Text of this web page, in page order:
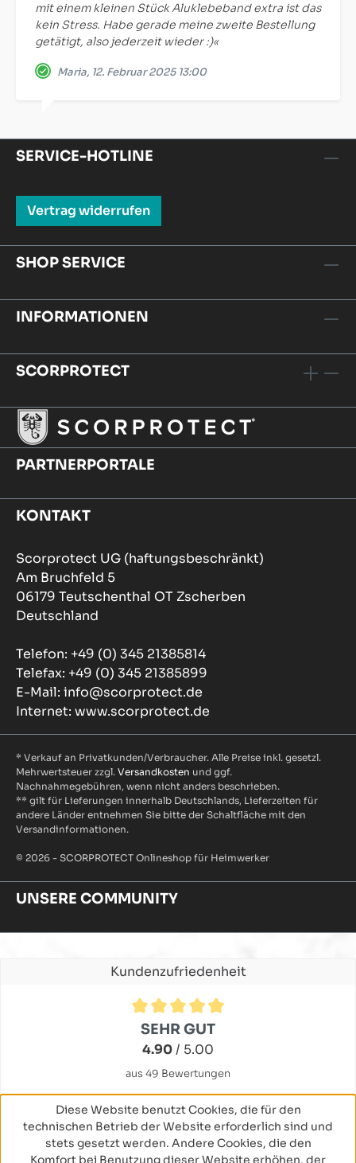
mit einem kleinen Stück Aluklebeband extra ist das
kein Stress. Habe gerade meine zweite Bestellung
getätigt, also jederzeit wieder :)«
Maria, 12. Februar 2025 13:00
SERVICE-HOTLINE
Vertrag widerrufen
SHOP SERVICE
INFORMATIONEN
SCORPROTECT
PARTNERPORTALE
KONTAKT
Scorprotect UG (haftungsbeschränkt)
Am Bruchfeld 5
06179 Teutschenthal OT Zscherben
Deutschland
Telefon: +49 (0) 345 21385814
Telefax: +49 (0) 345 21385899
E-Mail: info@scorprotect.de
Internet: www.scorprotect.de
* Verkauf an Privatkunden/Verbraucher. Alle Preise inkl. gesetzl.
Mehrwertsteuer zzgl. Versandkosten und ggf.
Nachnahmegebühren, wenn nicht anders beschrieben.
** gilt für Lieferungen innerhalb Deutschlands, Lieferzeiten für
andere Länder entnehmen Sie bitte der Schaltfläche mit den
Versandinformationen.
© 2026 - SCORPROTECT Onlineshop für Heimwerker
UNSERE COMMUNITY
Kundenzufriedenheit
Durchschnittliche Bewertung von 4.9 von 5 Sternen
SEHR GUT
4.90/ 5.00
aus 49 Bewertungen
Diese Website benutzt Cookies, die für den
technischen Betrieb der Website erforderlich sind und
stets gesetzt werden. Andere Cookies, die den
Komfort bei Benutzung dieser Website erhöhen, der